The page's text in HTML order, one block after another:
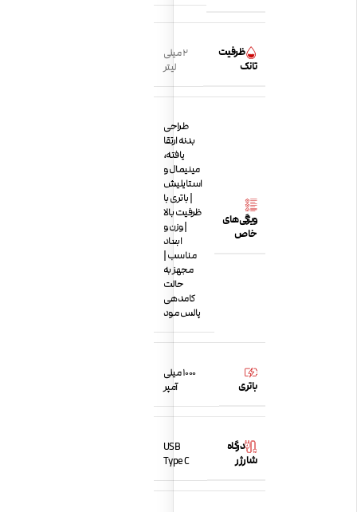
ظرفیت
تانک
2 میلی
لیتر
ویژگی‌های
خاص
طراحی
بدنه ارتقا
یافته،
مینیمال و
استایلیش
| باتری با
ظرفیت بالا
| وزن و
ابعاد
مناسب |
مجهز به
حالت
کامدهی
پالس مود
باتری
1000 میلی
آمپر
درگاه
شارژر
USB
Type C